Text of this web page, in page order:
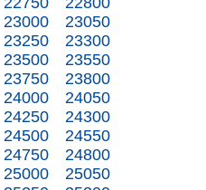
23000
23050
23250
23300
23500
23550
23750
23800
24000
24050
24250
24300
24500
24550
24750
24800
25000
25050